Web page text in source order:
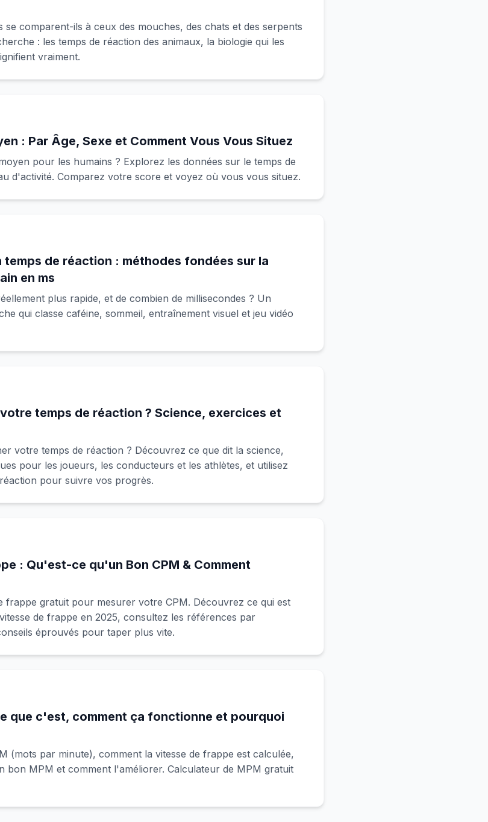
se comparent-ils à ceux des mouches, des chats et des serpents
: les temps de réaction des animaux, la biologie qui les
vraiment.
: Par Âge, Sexe et Comment Vous Vous Situez
pour les humains ? Explorez les données sur le temps de
d'activité. Comparez votre score et voyez où vous vous situez.
temps de réaction : méthodes fondées sur la
en ms
plus rapide, et de combien de millisecondes ? Un
qui classe caféine, sommeil, entraînement visuel et jeu vidéo
temps de réaction ? Science, exercices et
votre temps de réaction ? Découvrez ce que dit la science,
pour les joueurs, les conducteurs et les athlètes, et utilisez
pour suivre vos progrès.
: Qu'est-ce qu'un Bon CPM & Comment
frappe gratuit pour mesurer votre CPM. Découvrez ce qui est
de frappe en 2025, consultez les références par
éprouvés pour taper plus vite.
que c'est, comment ça fonctionne et pourquoi
(mots par minute), comment la vitesse de frappe est calculée,
bon MPM et comment l'améliorer. Calculateur de MPM gratuit